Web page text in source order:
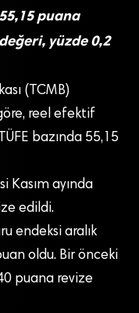
puana
yüzde 0,2
(TCMB)
reel efektif
bazında 55,15
Kasım ayında
edildi.
endeksi aralık
oldu. Bir önceki
puana revize